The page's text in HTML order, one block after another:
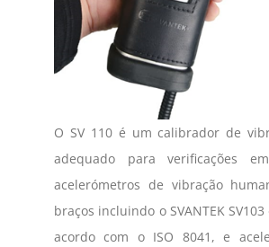
O SV 110 é um calibrador de
adequado para verificações
acelerómetros de vibração
braços incluindo o SVANTEK SV103
acordo com o ISO 8041, e